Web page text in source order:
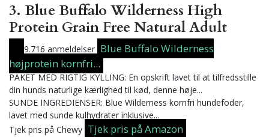
3. Blue Buffalo Wilderness High
Protein Grain Free Natural Adult
9.716 anmeldelser Blue Buffalo Wilderness
højprotein kornfri...
PAKET MED RIGTIG KYLLING: En opskrift lavet til at tilfredsstille
din hunds naturlige kærlighed til kød, denne høje...
SUNDE INGREDIENSER: Blue Wilderness kornfri hundefoder,
lavet med sunde kulhydrater inklusive...
Tjek pris på Chewy Tjek pris på Amazon